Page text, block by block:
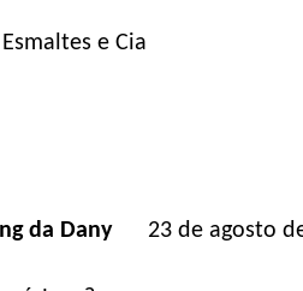
e Cia
da Dany
23 de agosto